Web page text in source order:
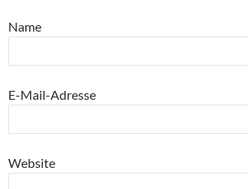
Name
E-Mail-Adresse
Website